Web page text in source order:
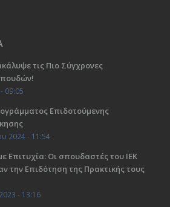
τις Πιο Σύγχρονες
09:05
Επιδοτούμενης
2024 - 11:54
Επιτυχία: Οι σπουδαστές του ΙΕΚ
την Επιδότηση της Πρακτικής τους
- 13:16